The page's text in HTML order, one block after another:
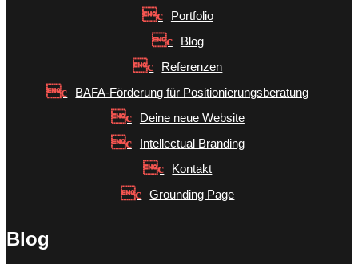
Portfolio
Blog
Referenzen
BAFA-Förderung für Positionierungsberatung
Deine neue Website
Intellectual Branding
Kontakt
Grounding Page
Blog